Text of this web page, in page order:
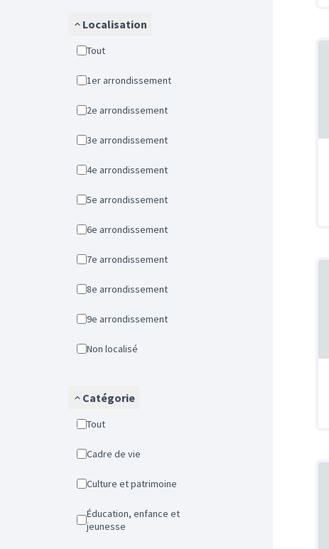
Localisation
Tout
1er arrondissement
2e arrondissement
3e arrondissement
4e arrondissement
5e arrondissement
6e arrondissement
7e arrondissement
8e arrondissement
9e arrondissement
Non localisé
Catégorie
Tout
Cadre de vie
Culture et patrimoine
Éducation, enfance et
jeunesse